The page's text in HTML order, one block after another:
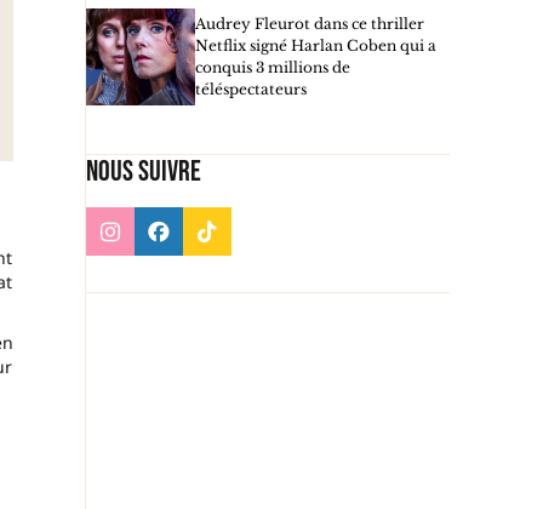
Audrey Fleurot dans ce thriller
Netflix signé Harlan Coben qui a
conquis 3 millions de
téléspectateurs
Nous suivre